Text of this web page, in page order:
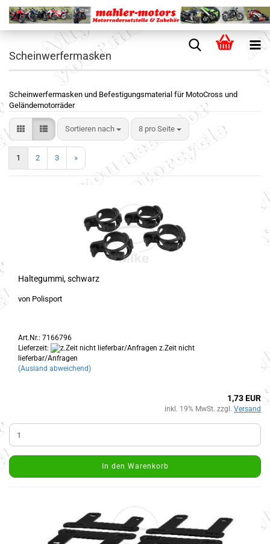
Scheinwerfermasken
Scheinwerfermasken und Befestigungsmaterial für MotoCross und
Geländemotorräder
Sortieren nach 8 pro Seite
1 2 3 »
Haltegummi, schwarz
von Polisport
Art.Nr.: 7166796
Lieferzeit:
z.Zeit nicht
lieferbar/Anfragen
(Ausland abweichend)
1,73 EUR
inkl. 19% MwSt. zzgl. Versand
In den Warenkorb